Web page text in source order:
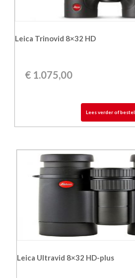
Leica Trinovid 8×32 HD
€ 1.075,00
Lees verder of bestel
Leica Ultravid 8×32 HD-plus